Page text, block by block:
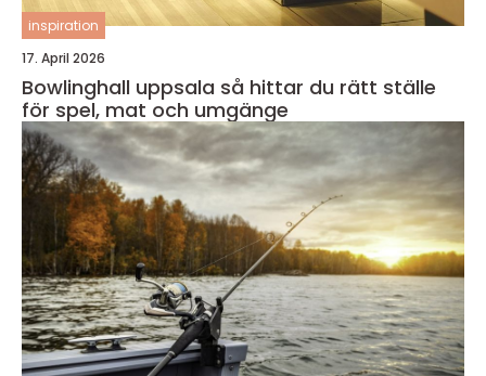
inspiration
17. April 2026
Bowlinghall uppsala så hittar du rätt ställe
för spel, mat och umgänge